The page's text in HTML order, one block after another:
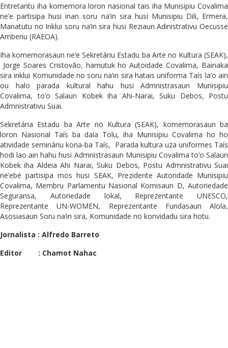
Entretantu iha komemora loron nasional tais iha Munisipiu Covalima
ne’e partisipa husi inan soru na’in sira husi Munisipiu Dili, Ermera,
Manatutu no Inklui soru na’in sira husi Reziaun Adinistrativu Oecusse
Ambenu (RAEOA).
Iha komemorasaun ne’e Sekretáriu Estadu ba Arte no Kultura (SEAK),
Jorge Soares Cristovão, hamutuk ho Autoidade Covalima, Bainaka
sira inklui Komunidade no soru na’in sira hatais uniforma Taís la’o ain
ou halo parada kultural hahu husi Admnistrasaun Munisipiu
Covalima, to’o Salaun Kobek iha Ahi-Narai, Suku Debos, Postu
Admnistrativu Suai.
Sekretária Estadu ba Arte no Kultura (SEAK), komemorasaun ba
loron Nasional Taís ba dala Tolu, iha Munisipiu Covalima ho ho
atividade semináriu kona-ba Taís, Parada kultura uza uniformes Taís
hodi lao ain hahu husi Admnistrasaun Munisipiu Covalima to’o Salaun
Kobek iha Aldeia Ahi Narai, Suku Debos, Postu Admnistrativu Suai
ne’ebé partisipa mos husi SEAK, Prezidente Autoridade Munisipiu
Covalima, Membru Parlamentu Nasional Komisaun D, Autoriedade
Seguransa, Autoriedade lokal, Reprezentante UNESCO,
Reprezentante UN-WOMEN, Reprezentante Fundasaun Alola,
Asosiasaun Soru na’in sira, Komunidade no konvidadu sira hotu.
Jornalista : Alfredo Barreto
Editor : Chamot Nahac